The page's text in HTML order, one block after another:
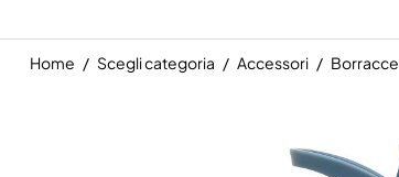
Home Scegli categoria Accessori Borracce